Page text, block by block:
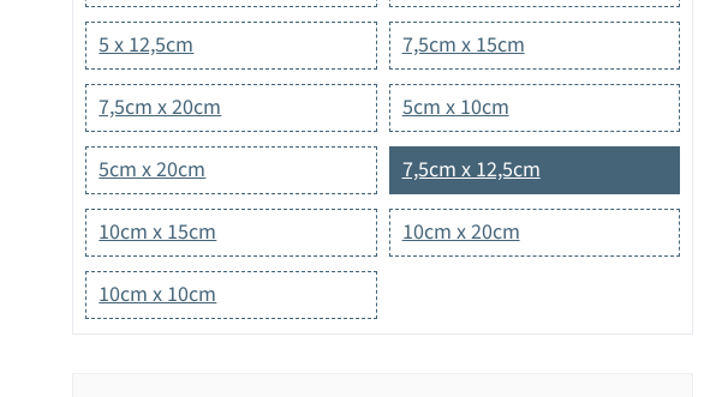
5 x 12,5cm 7,5cm x 15cm
7,5cm x 20cm 5cm x 10cm
5cm x 20cm 7,5cm x 12,5cm
10cm x 15cm 10cm x 20cm
10cm x 10cm